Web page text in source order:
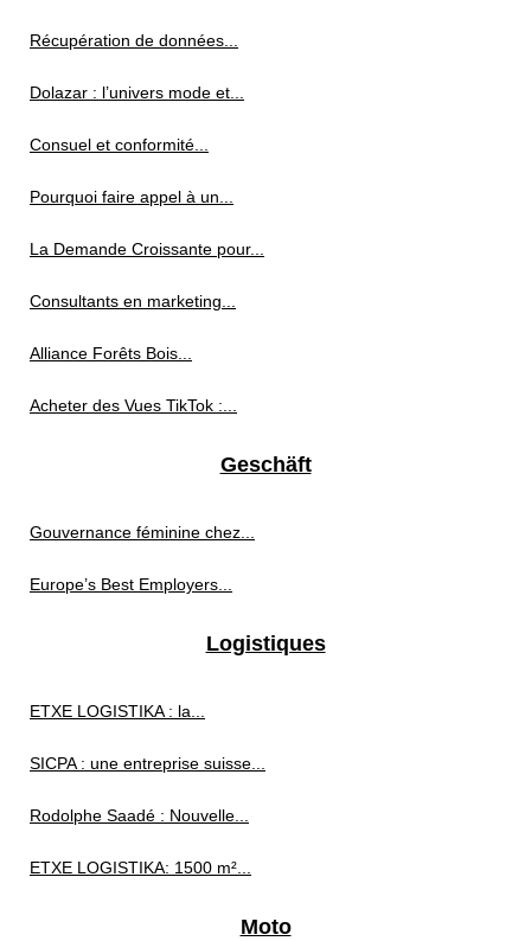
Récupération de données...
Dolazar : l’univers mode et...
Consuel et conformité...
Pourquoi faire appel à un...
La Demande Croissante pour...
Consultants en marketing...
Alliance Forêts Bois...
Acheter des Vues TikTok :...
Geschäft
Gouvernance féminine chez...
Europe’s Best Employers...
Logistiques
ETXE LOGISTIKA : la...
SICPA : une entreprise suisse...
Rodolphe Saadé : Nouvelle...
ETXE LOGISTIKA: 1500 m²...
Moto